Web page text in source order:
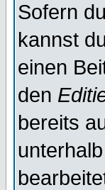
Sofern
kannst
einen
den
bereits